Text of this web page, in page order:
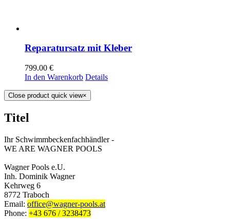
Reparatursatz mit Kleber
799.00 €
In den Warenkorb Details
Close product quick view×
Titel
Ihr Schwimmbeckenfachhändler -
WE ARE WAGNER POOLS
Wagner Pools e.U.
Inh. Dominik Wagner
Kehrweg 6
8772 Traboch
Email: office@wagner-pools.at
Phone: +43 676 / 3238473